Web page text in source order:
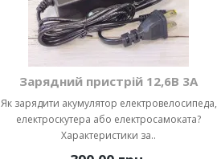
Зарядний пристрій 12,6В 3А
Як зарядити акумулятор електровелосипеда,
електроскутера або електросамоката?
Характеристики за..